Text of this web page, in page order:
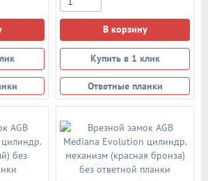
В корзину
Купить в 1 клик
Ответные планки